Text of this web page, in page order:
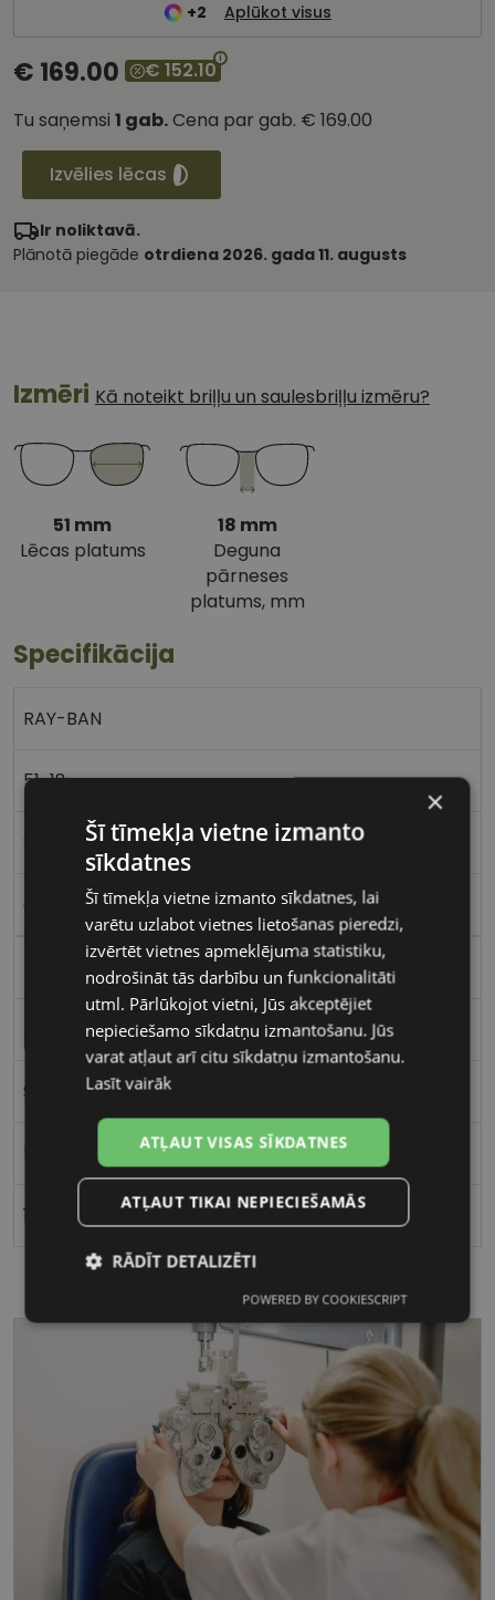
+2 Aplūkot visus
€ 169.00
€ 152.10
Tu saņemsi 1 gab.Cena par gab. € 169.00
Izvēlies lēcas
Ir noliktavā.
Plānotā piegāde otrdiena 2026. gada 11. augusts
Izmēri Kā noteikt briļļu un saulesbriļļu izmēru?
51 mm
Lēcas platums
18 mm
Deguna
pārneses
platums, mm
Specifikācija
RAY-BAN
51-18
S
gun
Apaļas / Ovālas
Sievietēm
18
×
Šī tīmekļa vietne izmanto
sīkdatnes
Šī tīmekļa vietne izmanto sīkdatnes, lai
varētu uzlabot vietnes lietošanas pieredzi,
izvērtēt vietnes apmeklējuma statistiku,
nodrošināt tās darbību un funkcionalitāti
utml. Pārlūkojot vietni, Jūs akceptējiet
nepieciešamo sīkdatņu izmantošanu. Jūs
varat atļaut arī citu sīkdatņu izmantošanu.
Lasīt vairāk
ATĻAUT VISAS SĪKDATNES
ATĻAUT TIKAI NEPIECIEŠAMĀS
RĀDĪT DETALIZĒTI
sīkdatnes
Statistikas
sīkdatnes
Mārketinga
sīkdatnes
Funkcionālās
sīkdatnes
Nepieciešamās sīkdatnes
POWERED BY COOKIESCRIPT